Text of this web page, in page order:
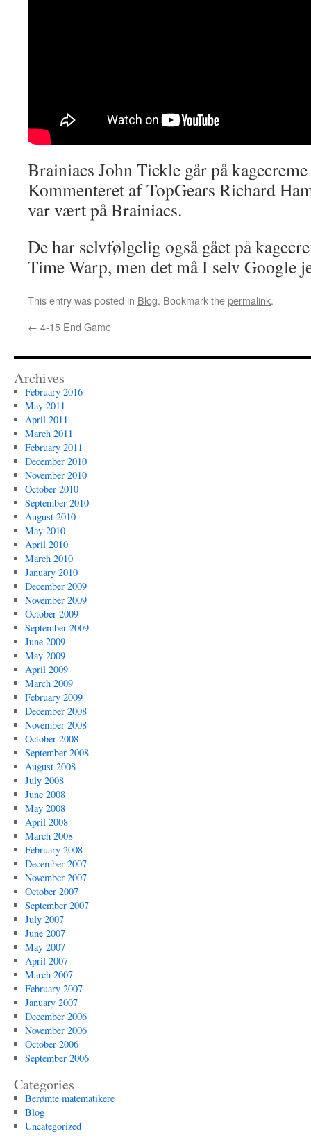
Brainiacs John Tickle går på
Kommenteret af TopGears Richard
var vært på Brainiacs.
De har selvfølgelig også gået på
Time Warp, men det må I selv Google
This entry was posted in Blog. Bookmark thepermalink.
← 4-15 End Game
Archives
February 2016
May 2011
April 2011
March 2011
February 2011
December 2010
November 2010
October 2010
September 2010
August 2010
May 2010
April 2010
March 2010
January 2010
December 2009
November 2009
October 2009
September 2009
June 2009
May 2009
April 2009
March 2009
February 2009
December 2008
November 2008
October 2008
September 2008
August 2008
July 2008
June 2008
May 2008
April 2008
March 2008
February 2008
December 2007
November 2007
October 2007
September 2007
July 2007
June 2007
May 2007
April 2007
March 2007
February 2007
January 2007
December 2006
November 2006
October 2006
September 2006
Categories
Berømte matematikere
Blog
Uncategorized